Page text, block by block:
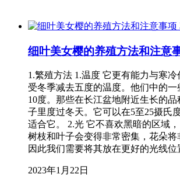
细叶美女樱的养殖方法和注意
1.繁殖方法 1.温度 它更有能力与寒
受冬季减去五度的温度。他们中的
10度。那些在长江盆地附近生长的品
子里度过冬天。它可以在5至25摄氏
适合它。 2.光 它不喜欢黑暗的区域
树枝和叶子会变得非常密集，花朵将
因此我们需要将其放在更好的光线
2023年1月22日